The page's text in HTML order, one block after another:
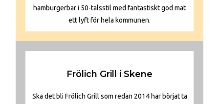
hamburgerbar i 50-talsstil med fantastiskt god mat
ett lyft för hela kommunen.
Frölich Grill i Skene
Ska det bli Frölich Grill som redan 2014 har börjat ta